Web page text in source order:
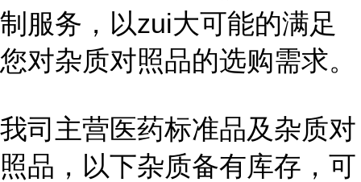
制服务，以zui大可能的满足
您对杂质对照品的选购需求。
我司主营医药标准品及杂质对
照品，以下杂质备有库存，可